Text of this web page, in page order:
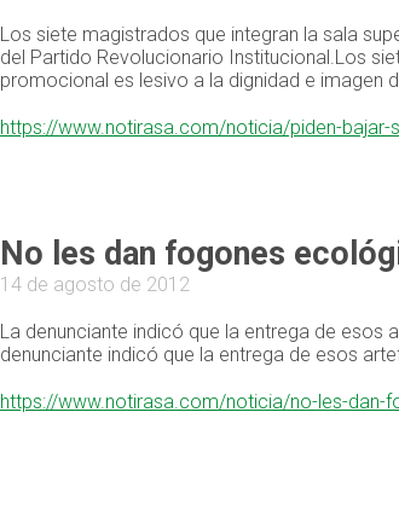
Los siete magistrados que integran la sala
del Partido Revolucionario Institucional.Los
promocional es lesivo a la dignidad e imagen
https://www.notirasa.com/noticia/piden-
No les dan fogones
14 de agosto de 2012
La denunciante indicó que la entrega de
denunciante indicó que la entrega de esos
https://www.notirasa.com/noticia/no-les-